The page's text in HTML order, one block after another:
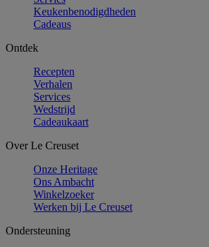
Keukenbenodigdheden
Cadeaus
Ontdek
Recepten
Verhalen
Services
Wedstrijd
Cadeaukaart
Over Le Creuset
Onze Heritage
Ons Ambacht
Winkelzoeker
Werken bij Le Creuset
Ondersteuning